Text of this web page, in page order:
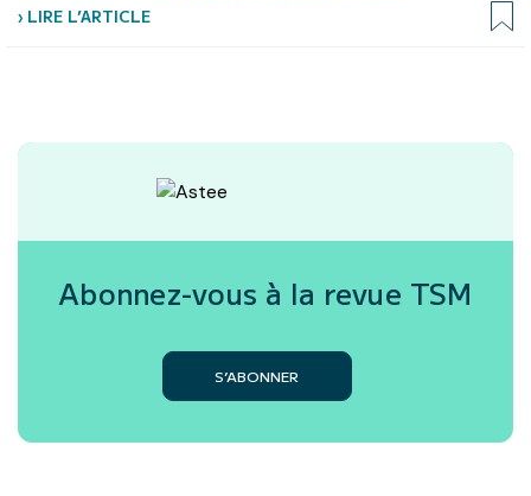
› LIRE L’ARTICLE
Abonnez-vous à la revue TSM
S’ABONNER